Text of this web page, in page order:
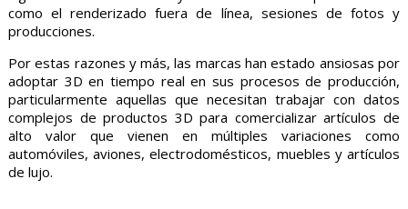
como el renderizado fuera de línea, sesiones de fotos y
producciones.
Por estas razones y más, las marcas han estado ansiosas por
adoptar 3D en tiempo real en sus procesos de producción,
particularmente aquellas que necesitan trabajar con datos
complejos de productos 3D para comercializar artículos de
alto valor que vienen en múltiples variaciones como
automóviles, aviones, electrodomésticos, muebles y artículos
de lujo.